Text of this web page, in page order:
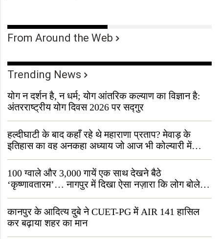
From Around the Web
Trending News
योग न दर्शन है, न धर्म; योग आंतरिक कल्याण का विज्ञान है:
अंतरराष्ट्रीय योग दिवस 2026 पर सद्गुर
हल्दीघाटी के बाद कहाँ रहे थे महाराणा प्रताप? मेवाड़ के
इतिहास का वह अनकहा अध्याय जो आज भी कोल्यारी में
जीवित है
100 ग्वाले और 3,000 गायें एक साथ देखने बैठे
‘कृष्णावतारम’… नागपुर में दिखा ऐसा नज़ारा कि लोग बोले,
“ऐसा तो सिर्फ़ कृष्ण ही कर सकते हैं”
कानपुर के आदित्य दुबे ने CUET-PG में AIR 141 हासिल
कर बढ़ाया शहर का मान